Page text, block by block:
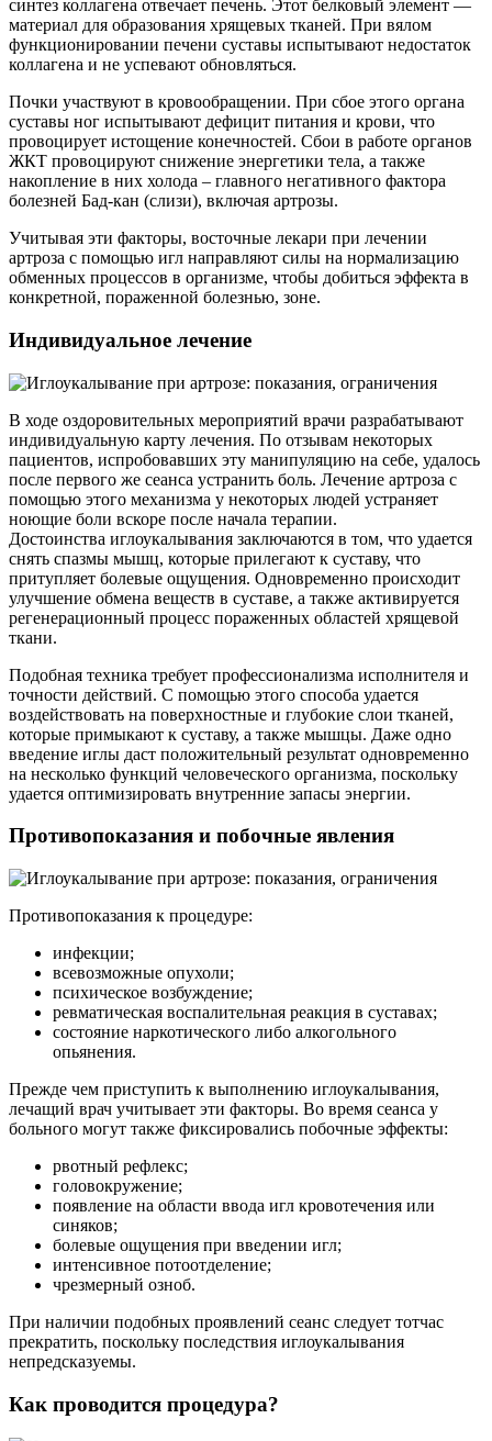
синтез коллагена отвечает печень. Этот белковый элемент —
материал для образования хрящевых тканей. При вялом
функционировании печени суставы испытывают недостаток
коллагена и не успевают обновляться.
Почки участвуют в кровообращении. При сбое этого органа
суставы ног испытывают дефицит питания и крови, что
провоцирует истощение конечностей. Сбои в работе органов
ЖКТ провоцируют снижение энергетики тела, а также
накопление в них холода – главного негативного фактора
болезней Бад-кан (слизи), включая артрозы.
Учитывая эти факторы, восточные лекари при лечении
артроза с помощью игл направляют силы на нормализацию
обменных процессов в организме, чтобы добиться эффекта в
конкретной, пораженной болезнью, зоне.
Индивидуальное лечение
В ходе оздоровительных мероприятий врачи разрабатывают
индивидуальную карту лечения. По отзывам некоторых
пациентов, испробовавших эту манипуляцию на себе, удалось
после первого же сеанса устранить боль. Лечение артроза с
помощью этого механизма у некоторых людей устраняет
ноющие боли вскоре после начала терапии.
Достоинства иглоукалывания заключаются в том, что удается
снять спазмы мышц, которые прилегают к суставу, что
притупляет болевые ощущения. Одновременно происходит
улучшение обмена веществ в суставе, а также активируется
регенерационный процесс пораженных областей хрящевой
ткани.
Подобная техника требует профессионализма исполнителя и
точности действий. С помощью этого способа удается
воздействовать на поверхностные и глубокие слои тканей,
которые примыкают к суставу, а также мышцы. Даже одно
введение иглы даст положительный результат одновременно
на несколько функций человеческого организма, поскольку
удается оптимизировать внутренние запасы энергии.
Противопоказания и побочные явления
Противопоказания к процедуре:
инфекции;
всевозможные опухоли;
психическое возбуждение;
ревматическая воспалительная реакция в суставах;
состояние наркотического либо алкогольного
опьянения.
Прежде чем приступить к выполнению иглоукалывания,
лечащий врач учитывает эти факторы. Во время сеанса у
больного могут также фиксировались побочные эффекты:
рвотный рефлекс;
головокружение;
появление на области ввода игл кровотечения или
синяков;
болевые ощущения при введении игл;
интенсивное потоотделение;
чрезмерный озноб.
При наличии подобных проявлений сеанс следует тотчас
прекратить, поскольку последствия иглоукалывания
непредсказуемы.
Как проводится процедура?